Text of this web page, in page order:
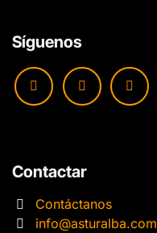
Síguenos
Contactar
Contáctanos
info@asturalba.com